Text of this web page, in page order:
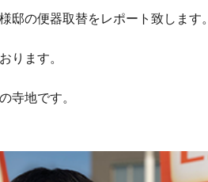
邸の便器取替をレポート致します
ります。
寺地です。